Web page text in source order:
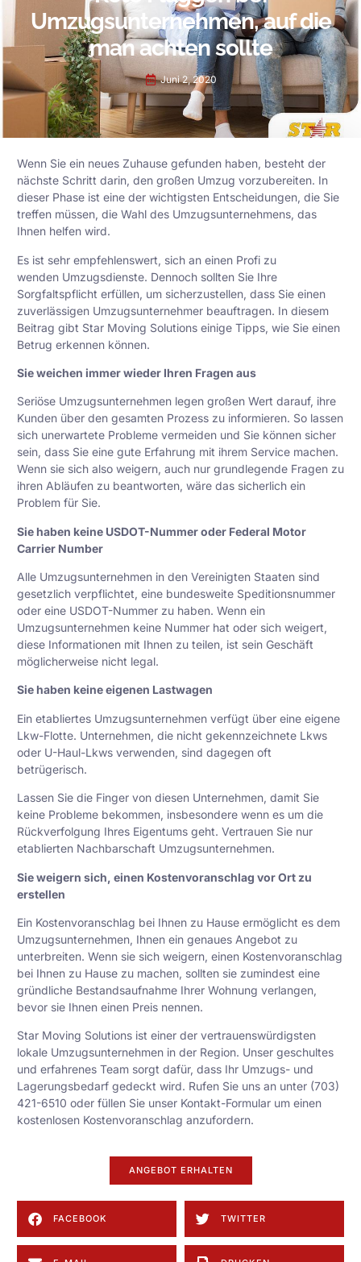
Umzugsunternehmen, auf die
man achten sollte
Juni 2, 2020
Wenn Sie ein neues Zuhause gefunden haben, besteht der
nächste Schritt darin, den großen Umzug vorzubereiten. In
dieser Phase ist eine der wichtigsten Entscheidungen, die Sie
treffen müssen, die Wahl des Umzugsunternehmens, das
Ihnen helfen wird.
Es ist sehr empfehlenswert, sich an einen Profi zu
wenden Umzugsdienste. Dennoch sollten Sie Ihre
Sorgfaltspflicht erfüllen, um sicherzustellen, dass Sie einen
zuverlässigen Umzugsunternehmer beauftragen. In diesem
Beitrag gibt Star Moving Solutions einige Tipps, wie Sie einen
Betrug erkennen können.
Sie weichen immer wieder Ihren Fragen aus
Seriöse Umzugsunternehmen legen großen Wert darauf, ihre
Kunden über den gesamten Prozess zu informieren. So lassen
sich unerwartete Probleme vermeiden und Sie können sicher
sein, dass Sie eine gute Erfahrung mit ihrem Service machen.
Wenn sie sich also weigern, auch nur grundlegende Fragen zu
ihren Abläufen zu beantworten, wäre das sicherlich ein
Problem für Sie.
Sie haben keine USDOT-Nummer oder Federal Motor
Carrier Number
Alle Umzugsunternehmen in den Vereinigten Staaten sind
gesetzlich verpflichtet, eine bundesweite Speditionsnummer
oder eine USDOT-Nummer zu haben. Wenn ein
Umzugsunternehmen keine Nummer hat oder sich weigert,
diese Informationen mit Ihnen zu teilen, ist sein Geschäft
möglicherweise nicht legal.
Sie haben keine eigenen Lastwagen
Ein etabliertes Umzugsunternehmen verfügt über eine eigene
Lkw-Flotte. Unternehmen, die nicht gekennzeichnete Lkws
oder U-Haul-Lkws verwenden, sind dagegen oft
betrügerisch.
Lassen Sie die Finger von diesen Unternehmen, damit Sie
keine Probleme bekommen, insbesondere wenn es um die
Rückverfolgung Ihres Eigentums geht. Vertrauen Sie nur
etablierten Nachbarschaft Umzugsunternehmen.
Sie weigern sich, einen Kostenvoranschlag vor Ort zu
erstellen
Ein Kostenvoranschlag bei Ihnen zu Hause ermöglicht es dem
Umzugsunternehmen, Ihnen ein genaues Angebot zu
unterbreiten. Wenn sie sich weigern, einen Kostenvoranschlag
bei Ihnen zu Hause zu machen, sollten sie zumindest eine
gründliche Bestandsaufnahme Ihrer Wohnung verlangen,
bevor sie Ihnen einen Preis nennen.
Star Moving Solutions ist einer der vertrauenswürdigsten
lokale Umzugsunternehmen in der Region. Unser geschultes
und erfahrenes Team sorgt dafür, dass Ihr Umzugs- und
Lagerungsbedarf gedeckt wird. Rufen Sie uns an unter (703)
421-6510 oder füllen Sie unser Kontakt-Formular um einen
kostenlosen Kostenvoranschlag anzufordern.
ANGEBOT ERHALTEN
FACEBOOK TWITTER